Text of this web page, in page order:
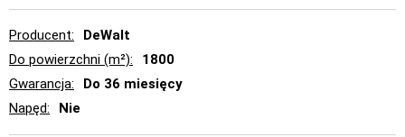
Producent
DeWalt
Do powierzchni (m²)
1800
Gwarancja
Do 36 miesięcy
Napęd
Nie